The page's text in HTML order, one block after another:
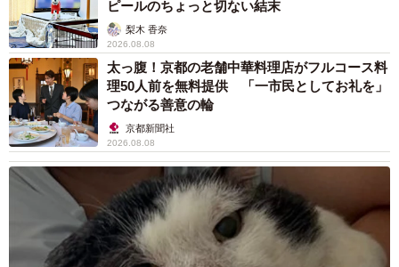
ピールのちょっと切ない結末
梨木 香奈
2026.08.08
太っ腹！京都の老舗中華料理店がフルコース料
理50人前を無料提供 「一市民としてお礼を」
つながる善意の輪
京都新聞社
2026.08.08